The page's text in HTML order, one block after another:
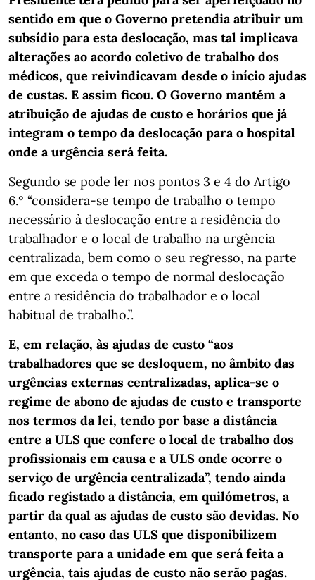
sentido em que o Governo pretendia atribuir um
subsídio para esta deslocação, mas tal implicava
alterações ao acordo coletivo de trabalho dos
médicos, que reivindicavam desde o início ajudas
de custas. E assim ficou. O Governo mantém a
atribuição de ajudas de custo e horários que já
integram o tempo da deslocação para o hospital
onde a urgência será feita.
Segundo se pode ler nos pontos 3 e 4 do Artigo
6.º “considera-se tempo de trabalho o tempo
necessário à deslocação entre a residência do
trabalhador e o local de trabalho na urgência
centralizada, bem como o seu regresso, na parte
em que exceda o tempo de normal deslocação
entre a residência do trabalhador e o local
habitual de trabalho.”.
E, em relação, às ajudas de custo “aos
trabalhadores que se desloquem, no âmbito das
urgências externas centralizadas, aplica-se o
regime de abono de ajudas de custo e transporte
nos termos da lei, tendo por base a distância
entre a ULS que confere o local de trabalho dos
profissionais em causa e a ULS onde ocorre o
serviço de urgência centralizada”, tendo ainda
ficado registado a distância, em quilómetros, a
partir da qual as ajudas de custo são devidas. No
entanto, no caso das ULS que disponibilizem
transporte para a unidade em que será feita a
urgência, tais ajudas de custo não serão pagas.